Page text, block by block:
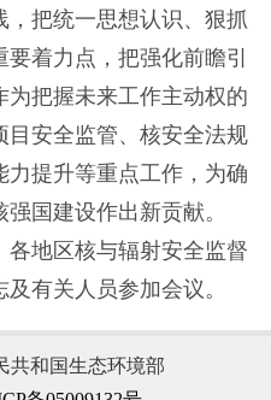
把统一思想认识、狠抓
着力点，把强化前瞻引
把握未来工作主动权的
目安全监管、核安全法规
提升等重点工作，为确
国建设作出新贡献。
地区核与辐射安全监督
有关人员参加会议。
共和国生态环境部